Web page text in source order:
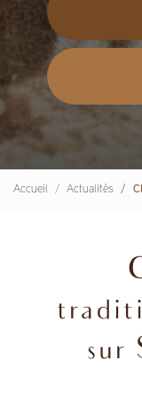
Accueil Actualités
sur